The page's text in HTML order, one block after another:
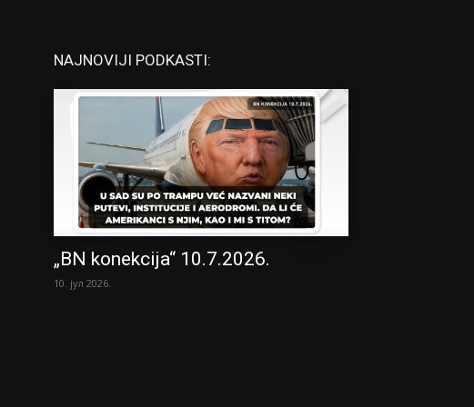
NAJNOVIJI PODKASTI:
„BN konekcija“ 10.7.2026.
10. јул 2026.